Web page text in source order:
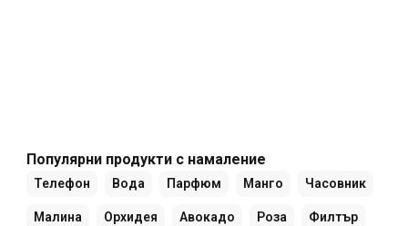
Популярни продукти с намаление
Телефон Вода Парфюм Манго Часовник
Малина Орхидея Авокадо Роза Филтър